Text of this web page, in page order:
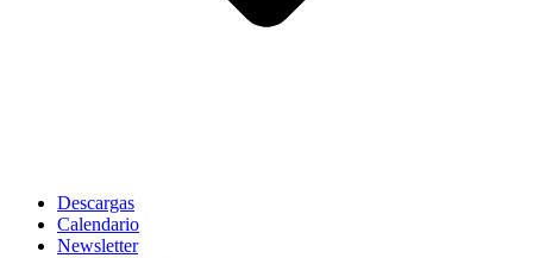
Descargas
Calendario
Newsletter